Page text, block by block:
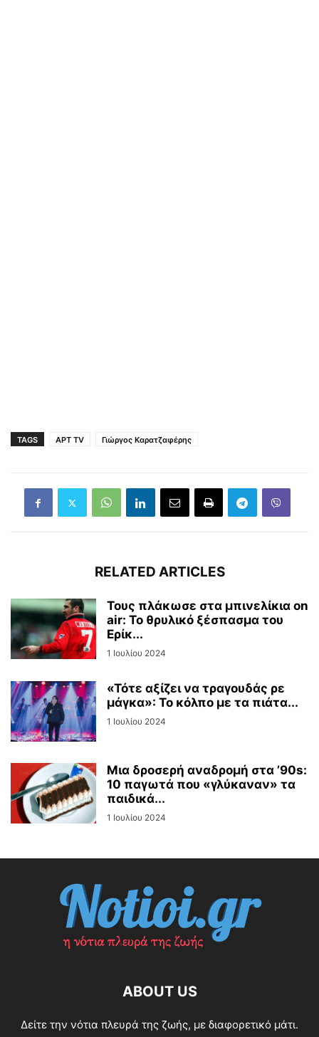
TAGS ΑΡΤ TV Γιώργος Καρατζαφέρης
RELATED ARTICLES
Τους πλάκωσε στα μπινελίκια on
air: Το θρυλικό ξέσπασμα του
Ερίκ...
1 Ιουλίου 2024
«Τότε αξίζει να τραγουδάς ρε
μάγκα»: Το κόλπο με τα πιάτα...
1 Ιουλίου 2024
Μια δροσερή αναδρομή στα ’90s:
10 παγωτά που «γλύκαναν» τα
παιδικά...
1 Ιουλίου 2024
ABOUT US
Δείτε την νότια πλευρά της ζωής, με διαφορετικό μάτι.